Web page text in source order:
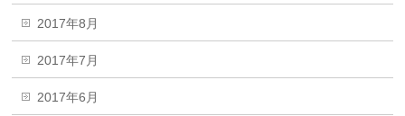
2017年8月
2017年7月
2017年6月